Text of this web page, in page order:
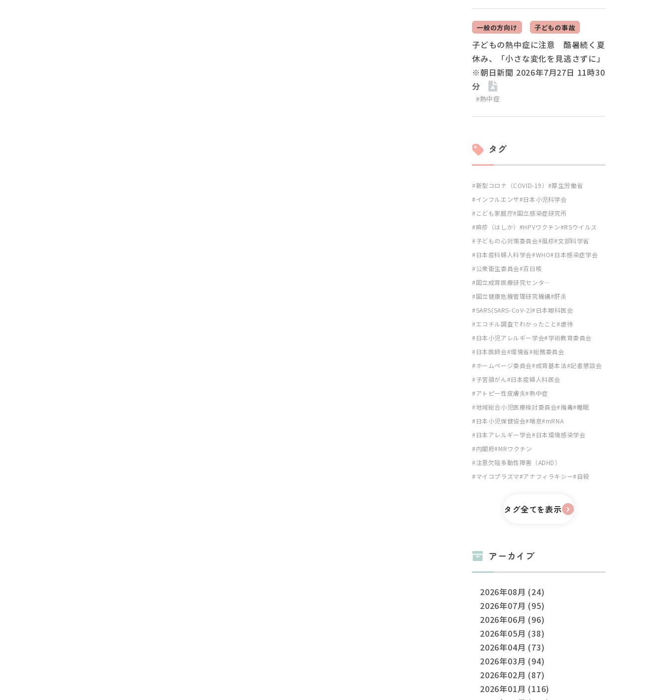
一般の方向け 子どもの事故
#熱中症
子どもの熱中症に注意 酷暑続く夏
休み、「小さな変化を見逃さずに」
※朝日新聞 2026年7月27日 11時30
分
タグ
新型コロナ（COVID-19）
厚生労働省
インフルエンザ
日本小児科学会
こども家庭庁 国立感染症研究所
麻疹（はしか）
HPVワクチン RSウイルス
子どもの心対策委員会 風疹 文部科学省
日本産科婦人科学会 WHO 日本感染症学会
公衆衛生委員会 百日咳
国立成育医療研究センタ―
国立健康危機管理研究機構 肝炎
SARS(SARS-CoV-2) 日本眼科医会
エコチル調査でわかったこと 虐待
日本小児アレルギー学会 学術教育委員会
日本医師会 環境省 総務委員会
ホームページ委員会 成育基本法 記者懇談会
子宮頸がん
日本産婦人科医会
アトピー性皮膚炎 熱中症
地域総合小児医療検討委員会 梅毒 睡眠
日本小児保健協会 喘息 mRNA
日本アレルギー学会 日本環境感染学会
内閣府 MRワクチン
注意欠陥多動性障害（ADHD）
マイコプラズマ アナフィラキシー 自殺
タグ全てを表示
アーカイブ
2026年08月 (24)
2026年07月 (95)
2026年06月 (96)
2026年05月 (38)
2026年04月 (73)
2026年03月 (94)
2026年02月 (87)
2026年01月 (116)